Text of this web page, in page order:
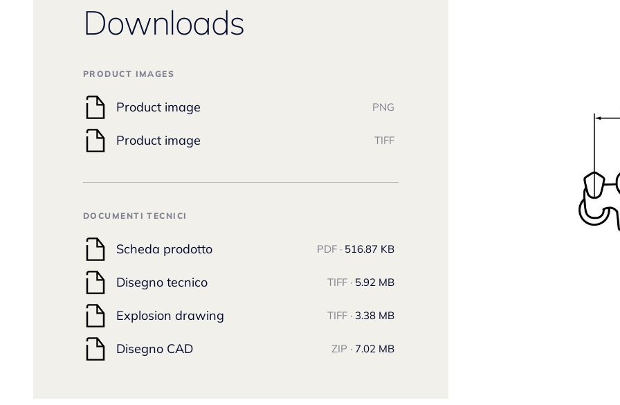
Downloads
PRODUCT IMAGES
Product image PNG
Product image TIFF
DOCUMENTI TECNICI
Scheda prodotto PDF · 516.87 KB
Disegno tecnico TIFF · 5.92 MB
Explosion drawing TIFF · 3.38 MB
Disegno CAD ZIP · 7.02 MB